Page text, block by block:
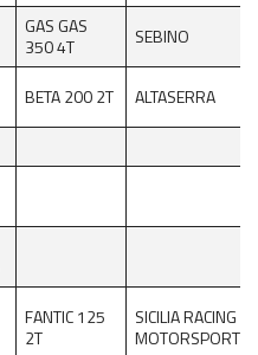
GAS GAS
350 4T
SEBINO
BETA 200 2T
ALTASERRA
FANTIC 125
2T
SICILIA RACING
MOTORSPORT